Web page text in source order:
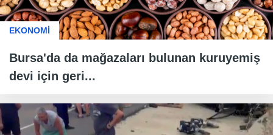
EKONOMİ
Bursa'da da mağazaları bulunan kuruyemiş
devi için geri...